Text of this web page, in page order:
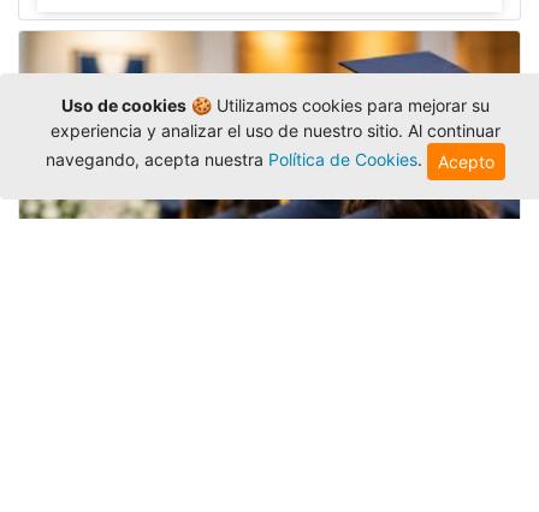
Uso de cookies🍪 Utilizamos cookies para mejorar su
experiencia y analizar el uso de nuestro sitio. Al continuar
navegando, acepta nuestra Política de Cookies. Acepto